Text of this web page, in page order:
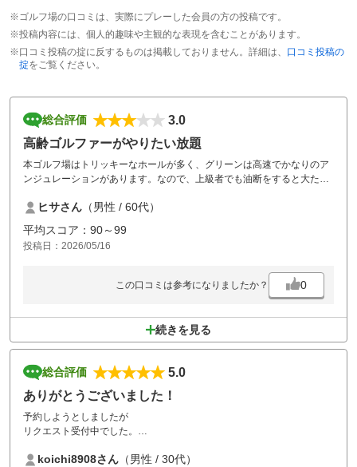
※ゴルフ場の口コミは、実際にプレーした会員の方の投稿です。
※投稿内容には、個人的趣味や主観的な表現を含むことがあります。
※口コミ投稿の掟に反するものは掲載しておりません。詳細は、 口コミ投稿の
掟をご覧ください。
総合評価
3.0
高齢ゴルファーがやりたい放題
本ゴルフ場はトリッキーなホールが多く、グリーンは高速でかなりのア
ンジュレーションがあります。なので、上級者でも油断をすると大たた
レーで回っていました。マーシャルで注意してもらいましたが、効果は
あまりありませんでした。マナー違反の客が増えている昨今、今後、本
ゴルフ場の利用回数は減っていくかもしれません。
ヒサさん （男性 / 60代）
平均スコア：90～99
投稿日：2026/05/16
この口コミは参考になりましたか？ 0
続きを見る
総合評価
5.0
ありがとうございました！
予約しようとしましたが
リクエスト受付中でした。
いただき、同伴者ともに
koichi8908さん （男性 / 30代）